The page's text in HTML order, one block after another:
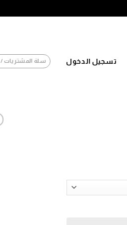
تسجيل الدخول سلة المشتريات /